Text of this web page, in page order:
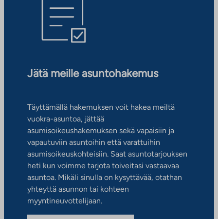
Jätä meille asuntohakemus
Täyttämällä hakemuksen voit hakea meiltä
vuokra-asuntoa, jättää
asumisoikeushakemuksen sekä vapaisiin ja
vapautuviin asuntoihin että varattuihin
asumisoikeuskohteisiin. Saat asuntotarjouksen
heti kun voimme tarjota toiveitasi vastaavaa
asuntoa. Mikäli sinulla on kysyttävää, otathan
yhteyttä asunnon tai kohteen
myyntineuvottelijaan.